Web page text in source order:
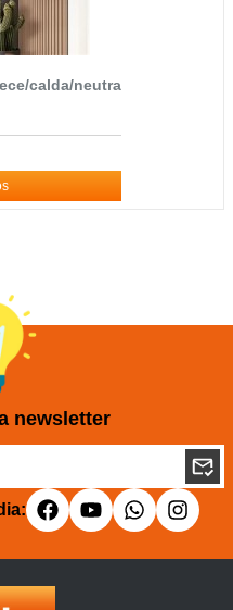
calda/neutra
newsletter